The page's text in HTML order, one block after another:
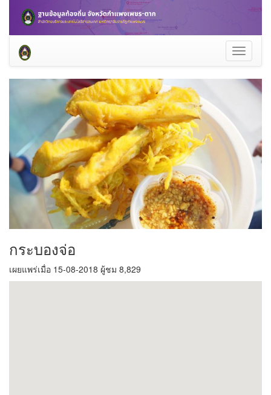
Toggle
กระบองจ่อ
เผยแพร่เมื่อ 15-08-2018 ผู้ชม 8,829